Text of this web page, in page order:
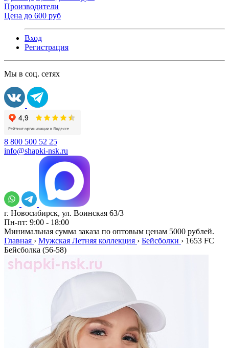
Производители
Цена до 600 руб
Вход
Регистрация
Мы в соц. сетях
8 800 500 52 25
info@shapki-nsk.ru
г. Новосибирск, ул. Воинская 63/3
Пн-пт: 9:00 - 18:00
Минимальная сумма заказа по оптовым ценам 5000 рублей.
Главная › Мужская Летняя коллекция › Бейсболки › 1653 FC
Бейсболка (56-58)